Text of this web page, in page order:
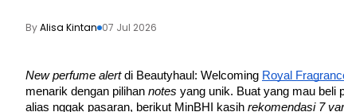
ByAlisa Kintan 07 Jul 2026
New perfume alert di Beautyhaul: Welcoming Royal
menarik dengan pilihan notes yang unik. Buat yang mau beli
alias nggak pasaran, berikut MinBHI kasih rekomendasi 7